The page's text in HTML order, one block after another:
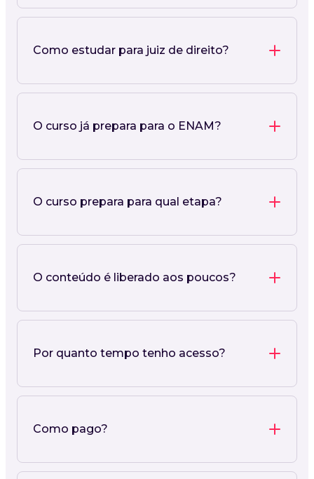
Como estudar para juiz de direito?
O curso já prepara para o ENAM?
O curso prepara para qual etapa?
O conteúdo é liberado aos poucos?
Por quanto tempo tenho acesso?
Como pago?